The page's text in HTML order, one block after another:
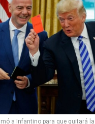
a Infantino para que quitará